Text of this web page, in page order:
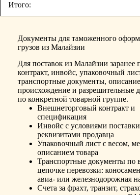
Итого:
Документы для таможенного
грузов из Малайзии
Для поставок из Малайзии заранее
контракт, инвойс, упаковочный
транспортные документы,
происхождение и разрешительные
по конкретной товарной группе.
Внешнеторговый контракт и
спецификация
Инвойс с условиями
реквизитами продавца
Упаковочный лист с весом,
описанием товара
Транспортные документы по
цепочке перевозки:
авиа- или железнодорожная
Счета за фрахт, транзит,